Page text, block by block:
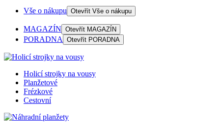
Vše o nákupu Otevřít Vše o nákupu
MAGAZÍN Otevřít MAGAZÍN
PORADNA Otevřít PORADNA
Holicí strojky na vousy
Planžetové
Frézkové
Cestovní